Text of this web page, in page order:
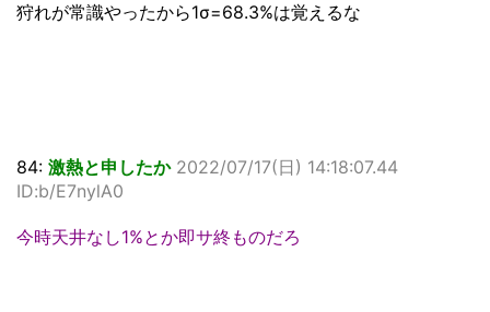
狩れが常識やったから1σ=68.3%は覚えるな
84: 激熱と申したか 2022/07/17(日) 14:18:07.44
ID:b/E7nylA0
今時天井なし1%とか即サ終ものだろ